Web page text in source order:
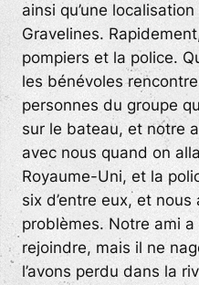
ainsi qu’une localisation
Gravelines.
pompiers et la police.
les bénévoles
personnes du groupe
sur le bateau, et notre
avec nous quand on
Royaume-Uni, et la
six d’entre eux, et nous
problèmes. Notre ami
rejoindre, mais il ne
l’avons perdu dans la